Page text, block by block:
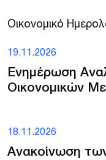
Οικονομικό Ημερολ
19.11.2026
Ενημέρωση
Οικονομικών
18.11.2026
Ανακοίνωση